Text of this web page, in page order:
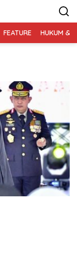
FEATURE HUKUM &